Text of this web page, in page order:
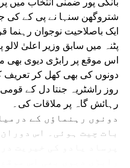
شتروگھن سنہا نے پی کے کی
ایک باصلاحیت نوجوان رہنما
پٹنہ میں سابق وزیر اعلیٰ
اس موقع پر رابڑی دیوی بھی
دونوں کی بھی کھل کر
روز راشٹریہ جنتا دل کے
رہائش گاہ پر ملاقات کی۔
دونوں رہنماؤں کے
بات چیت ہوئی۔ اس